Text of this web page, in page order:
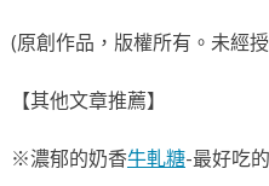
(原創作品，版權所有。未經
【其他文章推薦】
※濃郁的奶香牛軋糖-最好吃